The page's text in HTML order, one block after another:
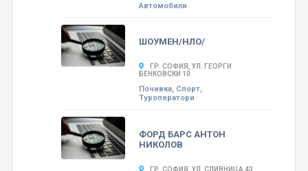
Автомобили
ШОУМЕН/НЛО/
ГР. СОФИЯ, УЛ. ГЕОРГИ
БЕНКОВСКИ 10
Почивка, Спорт,
Туроператори
ФОРД БАРС АНТОН
НИКОЛОВ
ГР. СОФИЯ, УЛ. СЛИВНИЦА 43